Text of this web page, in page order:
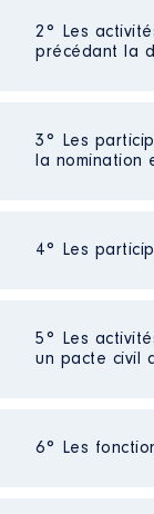
Néant
2° Les
précédant la
Néant
3° Les
la
Néant
4° Les
Néant
5° Les
un pacte civil
Activité
6° Les